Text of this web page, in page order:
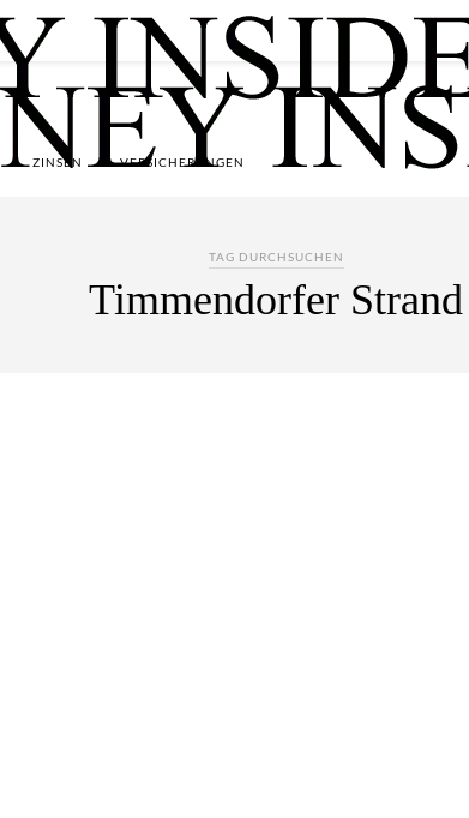
ZINSEN VERSICHERUNGEN
TAG DURCHSUCHEN
Timmendorfer Strand